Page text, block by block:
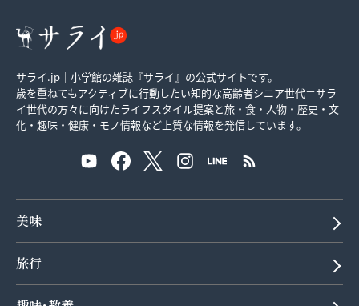
サライ.jp｜小学館の雑誌『サライ』の公式サイトです。
歳を重ねてもアクティブに行動したい知的な高齢者シニア世代＝サラ
イ世代の方々に向けたライフスタイル提案と旅・食・人物・歴史・文
化・趣味・健康・モノ情報など上質な情報を発信しています。
美味
旅行